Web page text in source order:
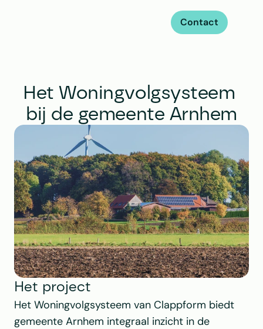
Contact
Het Woningvolgsysteem
bij de gemeente Arnhem
Het project
Het Woningvolgsysteem van Clappform biedt
gemeente Arnhem integraal inzicht in de